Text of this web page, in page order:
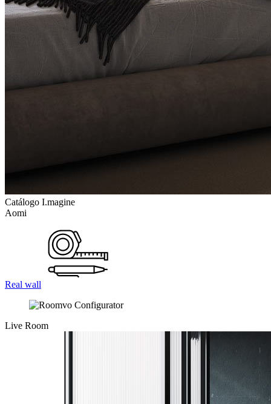
Catálogo I.magine
Aomi
Real wall
Live Room